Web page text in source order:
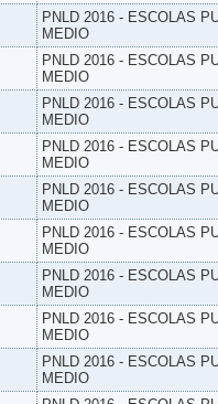
PNLD 2016 - ESCOLAS
MEDIO
PNLD 2016 - ESCOLAS
MEDIO
PNLD 2016 - ESCOLAS
MEDIO
PNLD 2016 - ESCOLAS
MEDIO
PNLD 2016 - ESCOLAS
MEDIO
PNLD 2016 - ESCOLAS
MEDIO
PNLD 2016 - ESCOLAS
MEDIO
PNLD 2016 - ESCOLAS
MEDIO
PNLD 2016 - ESCOLAS
MEDIO